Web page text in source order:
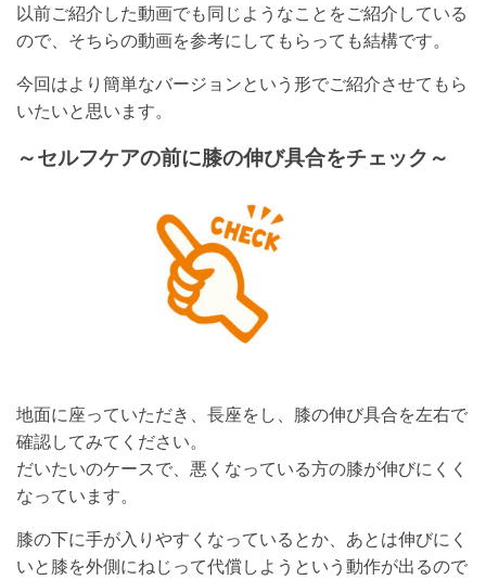
以前ご紹介した動画でも同じようなことをご紹介している
ので、そちらの動画を参考にしてもらっても結構です。
今回はより簡単なバージョンという形でご紹介させてもら
いたいと思います。
～セルフケアの前に膝の伸び具合をチェック～
地面に座っていただき、長座をし、膝の伸び具合を左右で
確認してみてください。
だいたいのケースで、悪くなっている方の膝が伸びにくく
なっています。
膝の下に手が入りやすくなっているとか、あとは伸びにく
いと膝を外側にねじって代償しようという動作が出るので